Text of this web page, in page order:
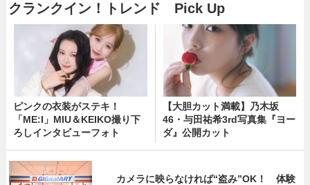
クランクイン！トレンド Pick Up
ピンクの衣装がステキ！
「ME:I」MIU＆KEIKO撮り下
ろしインタビューフォト
【大胆カット満載】乃木坂
46・与田祐希3rd写真集『ヨー
ダ』公開カット
カメラに映らなければ“盗み”OK！ 体験